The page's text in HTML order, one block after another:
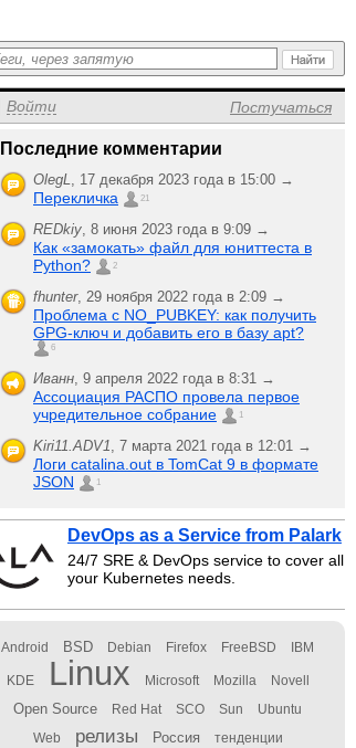
Войти Постучаться
Последние комментарии
OlegL, 17 декабря 2023 года в 15:00 →
Перекличка 21
REDkiy, 8 июня 2023 года в 9:09 →
Как «замокать» файл для юниттеста в
Python?
2
fhunter, 29 ноября 2022 года в 2:09 →
Проблема с NO_PUBKEY: как получить
GPG-ключ и добавить его в базу apt?
6
Иванн, 9 апреля 2022 года в 8:31 →
Ассоциация РАСПО провела первое
учредительное собрание
1
Kiri11.ADV1, 7 марта 2021 года в 12:01 →
Логи catalina.out в TomCat 9 в формате
JSON
1
DevOps as a Service from Palark
24/7 SRE & DevOps service to cover all
your Kubernetes needs.
Android BSD Debian Firefox FreeBSD IBM
KDE Linux Microsoft Mozilla Novell
Open Source Red Hat SCO Sun Ubuntu
Web релизы Россия тенденции